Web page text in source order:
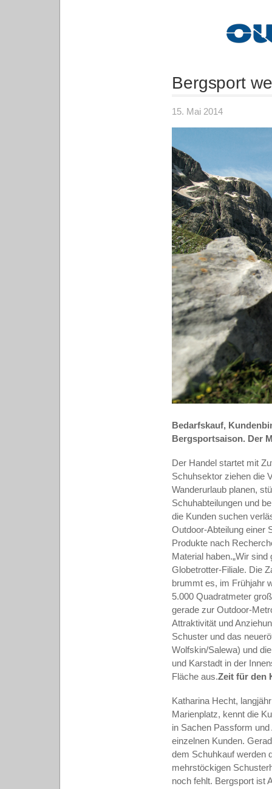
Bergsport
15. Mai 2014
Bedarfskauf,
Bergsportsaison. Der
Der Handel startet mit
Schuhsektor ziehen die
Wanderurlaub planen,
Schuhabteilungen und
die Kunden suchen
Outdoor-Abteilung einer
Produkte nach
Material haben.„Wir
Globetrotter-Filiale. Die
brummt es, im Frühjahr
5.000 Quadratmeter
gerade zur Outdoor-
Attraktivität und
Schuster und das
Wolfskin/Salewa) und
und Karstadt in der
Fläche aus.Zeit für den
Katharina Hecht,
Marienplatz, kennt die
in Sachen Passform
einzelnen Kunden.
dem Schuhkauf werden
mehrstöckigen
noch fehlt. Bergsport ist